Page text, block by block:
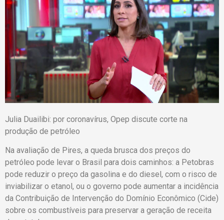
Julia Duailibi: por coronavírus, Opep discute corte na
produção de petróleo
Na avaliação de Pires, a queda brusca dos preços do
petróleo pode levar o Brasil para dois caminhos: a Petobras
pode reduzir o preço da gasolina e do diesel, com o risco de
inviabilizar o etanol, ou o governo pode aumentar a incidência
da Contribuição de Intervenção do Domínio Econômico (Cide)
sobre os combustíveis para preservar a geração de receita